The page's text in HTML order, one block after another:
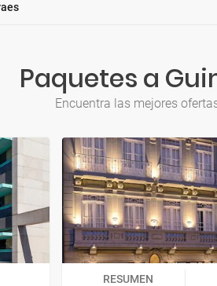
Paquetes a
Encuentra las mejores
RESUMEN